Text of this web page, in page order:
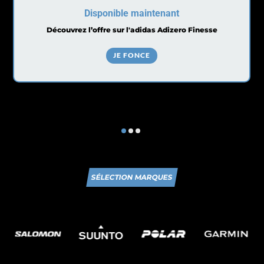
Disponible maintenant
Découvrez l’offre sur l'adidas Adizero Finesse
JE FONCE
SÉLECTION MARQUES